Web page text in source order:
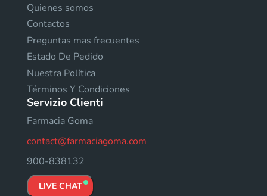
Quienes somos
Contactos
Preguntas mas frecuentes
Estado De Pedido
Nuestra Política
Términos Y Condiciones
Servizio Clienti
Farmacia Goma
contact@farmaciagoma.com
900-838132
LIVE CHAT